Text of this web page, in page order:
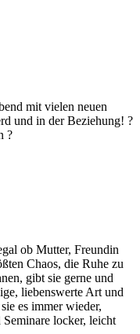
mit vielen neuen
und in der Beziehung! ?
?
ob Mutter, Freundin
Chaos, die Ruhe zu
gibt sie gerne und
liebenswerte Art und
es immer wieder,
locker, leicht